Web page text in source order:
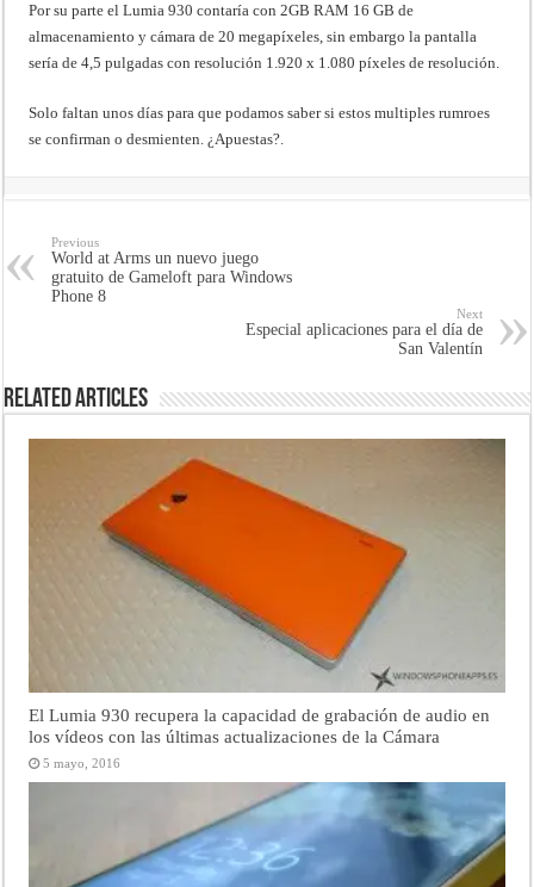
Por su parte el Lumia 930 contaría con 2GB RAM 16 GB de
almacenamiento y cámara de 20 megapíxeles, sin embargo la pantalla
sería de 4,5 pulgadas con resolución 1.920 x 1.080 píxeles de resolución.
Solo faltan unos días para que podamos saber si estos multiples rumroes
se confirman o desmienten. ¿Apuestas?.
Previous
World at Arms un nuevo juego
gratuito de Gameloft para Windows
Phone 8
Next
Especial aplicaciones para el día de
San Valentín
Related Articles
El Lumia 930 recupera la capacidad de grabación de audio en
los vídeos con las últimas actualizaciones de la Cámara
5 mayo, 2016